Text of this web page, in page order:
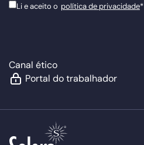
Li e aceito o política de privacidade*
Canal ético
Portal do trabalhador